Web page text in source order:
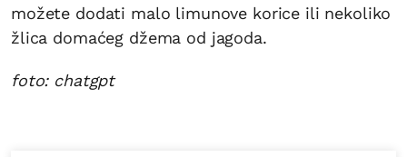
možete dodati malo limunove korice ili nekoliko
žlica domaćeg džema od jagoda.
foto: chatgpt